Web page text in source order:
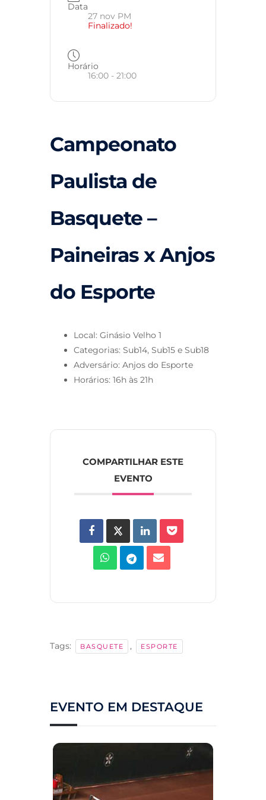
Data
27 nov PM
Finalizado!
Horário
16:00 - 21:00
Campeonato
Paulista de
Basquete –
Paineiras x Anjos
do Esporte
Local: Ginásio Velho 1
Categorias: Sub14, Sub15 e Sub18
Adversário: Anjos do Esporte
Horários: 16h às 21h
COMPARTILHAR ESTE
EVENTO
Tags: BASQUETE , ESPORTE
EVENTO EM DESTAQUE